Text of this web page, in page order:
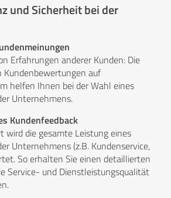
und Sicherheit bei der
Erfahrungen anderer Kunden: Die
auf
helfen Ihnen bei der Wahl eines
Unternehmens.
Kundenfeedback
wird die gesamte Leistung eines
Unternehmens (z.B. Kundenservice,
So erhalten Sie einen detaillierten
Service- und Dienstleistungsqualität